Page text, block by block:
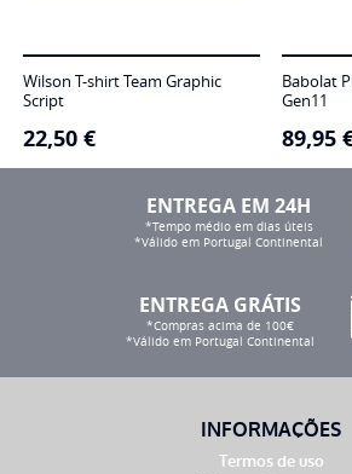
Wilson T-shirt Team Graphic
Script
22,50 €
Babolat
Gen11
89,95
ENTREGA EM 24H
*Tempo médio em dias úteis
*Válido em Portugal Continental
ENTREGA GRÁTIS
*Compras acima de 100€
*Válido em Portugal Continental
INFORMAÇÕES
Termos de uso